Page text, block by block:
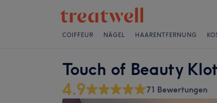
COIFFEUR NÄGEL HAARENTFERNUNG
Touch of Beauty
4.9 71 Bewertungen